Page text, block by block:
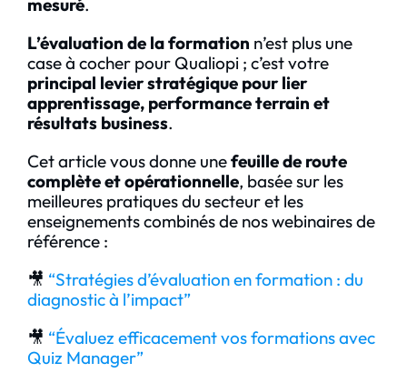
L’évaluation de la formation n’est plus une
case à cocher pour Qualiopi ; c’est votre
principal levier stratégique pour lier
apprentissage, performance terrain et
résultats business.
Cet article vous donne unefeuille de route
complète et opérationnelle, basée sur les
meilleures pratiques du secteur et les
enseignements combinés de nos webinaires de
référence :
🎥 “Stratégies d’évaluation en formation : du
diagnostic à l’impact”
🎥 “Évaluez efficacement vos formations avec
Quiz Manager”